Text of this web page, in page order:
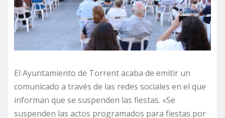
El Ayuntamiento de Torrent acaba de emitir un
comunicado a través de las redes sociales en el que
informan que se suspenden las fiestas. «Se
suspenden las actos programados para fiestas por